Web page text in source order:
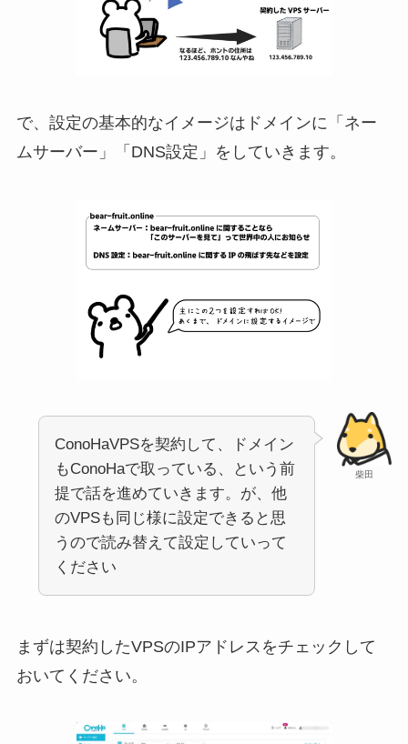
で、設定の基本的なイメージはドメインに「ネー
ムサーバー」「DNS設定」をしていきます。
柴田
ConoHaVPSを契約して、ドメイン
もConoHaで取っている、という前
提で話を進めていきます。が、他
のVPSも同じ様に設定できると思
うので読み替えて設定していって
ください
まずは契約したVPSのIPアドレスをチェックして
おいてください。